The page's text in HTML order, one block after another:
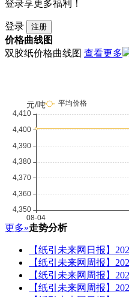
登录享更多福利！
登录 注册
价格曲线图
双胶纸价格曲线图 查看更多
更多»走势分析
【纸引未来网日报】
【纸引未来网周报】
【纸引未来网周报】
【纸引未来网周报】